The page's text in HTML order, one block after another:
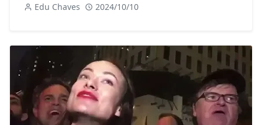
Edu Chaves 2024/10/10